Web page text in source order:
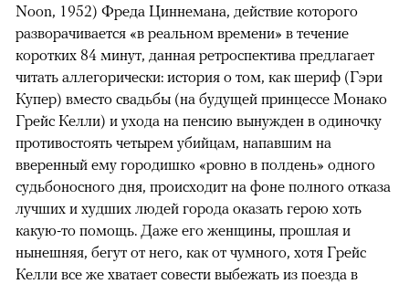
Noon, 1952) Фреда Циннемана, действие которого
разворачивается «в реальном времени» в течение
коротких 84 минут, данная ретроспектива предлагает
читать аллегорически: история о том, как шериф (Гэри
Купер) вместо свадьбы (на будущей принцессе Монако
Грейс Келли) и ухода на пенсию вынужден в одиночку
противостоять четырем убийцам, напавшим на
вверенный ему городишко «ровно в полдень» одного
судьбоносного дня, происходит на фоне полного отказа
лучших и худших людей города оказать герою хоть
какую-то помощь. Даже его женщины, прошлая и
нынешняя, бегут от него, как от чумного, хотя Грейс
Келли все же хватает совести выбежать из поезда в